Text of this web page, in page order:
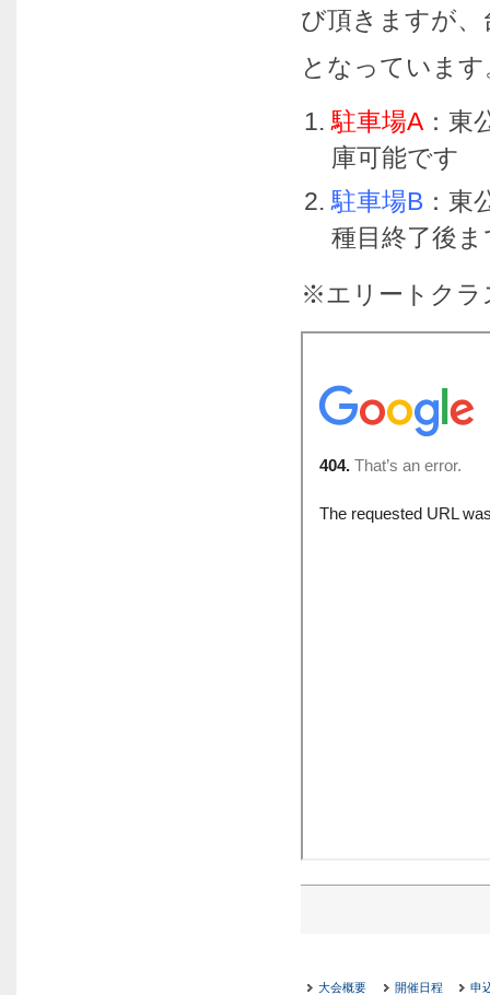
び頂きますが
となっています
駐車場A ：
庫可能です
駐車場B ：
種目終了後
※エリートクラ
大会概要 開催日程 申